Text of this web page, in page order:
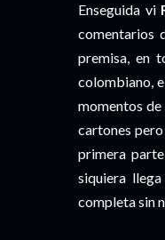
Enseguida vi
comentarios
premisa, en
colombiano,
momentos
cartones
primera
siquiera
completa sin